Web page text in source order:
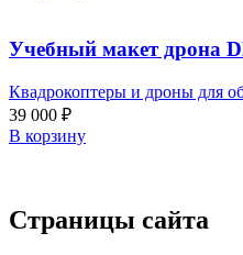
Учебный макет дрона
Квадрокоптеры и дроны для
39 000 ₽
В корзину
Страницы сайта